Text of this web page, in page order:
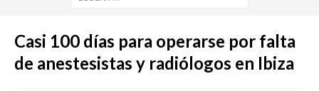
Casi 100 días para operarse por falta
de anestesistas y radiólogos en Ibiza